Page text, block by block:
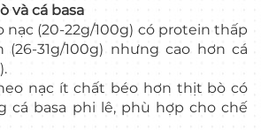
và cá basa
nạc (20-22g/100g) có protein thấp
31g/100g) nhưng cao hơn cá
nạc ít chất béo hơn thịt bò có
cá basa phi lê, phù hợp cho chế